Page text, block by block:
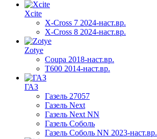
Xcite
X-Cross 7 2024-наст.вр.
X-Cross 8 2024-наст.вр.
Zotye
Coupa 2018-наст.вр.
T600 2014-наст.вр.
ГАЗ
Газель 27057
Газель Next
Газель Next NN
Газель Соболь
Газель Соболь NN 2023-наст.вр.